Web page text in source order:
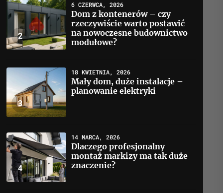
2
6 CZERWCA, 2026
Dom z kontenerów – czy
rzeczywiście warto postawić
na nowoczesne budownictwo
modułowe?
3
18 KWIETNIA, 2026
Mały dom, duże instalacje –
planowanie elektryki
4
14 MARCA, 2026
Dlaczego profesjonalny
montaż markizy ma tak duże
znaczenie?